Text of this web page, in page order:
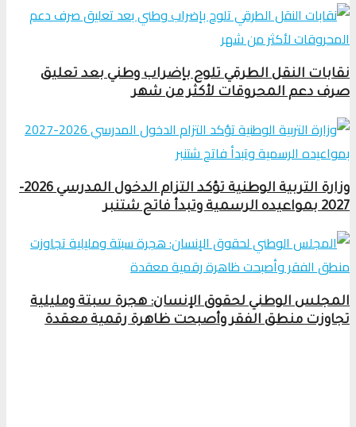
نقابات النقل الطرقي تلوح بإضراب وطني بعد تعليق
صرف دعم المحروقات لأكثر من شهر
وزارة التربية الوطنية تؤكد التزام الدخول المدرسي 2026-
2027 بمواعيده الرسمية وتبدأ فاتح شتنبر
المجلس الوطني لحقوق الإنسان: هجرة سبتة ومليلية
تجاوزت منطق الفقر وأصبحت ظاهرة رقمية معقدة